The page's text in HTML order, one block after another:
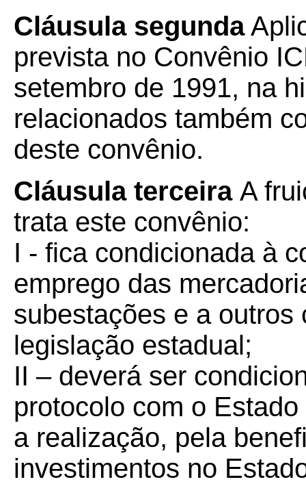
Cláusula segunda
prevista no Convênio
setembro de 1991, na
relacionados também
deste convênio.
Cláusula terceira A
trata este convênio:
I - fica condicionada à
emprego das
subestações e a
legislação estadual;
II – deverá ser
protocolo com o
a realização, pela
investimentos no